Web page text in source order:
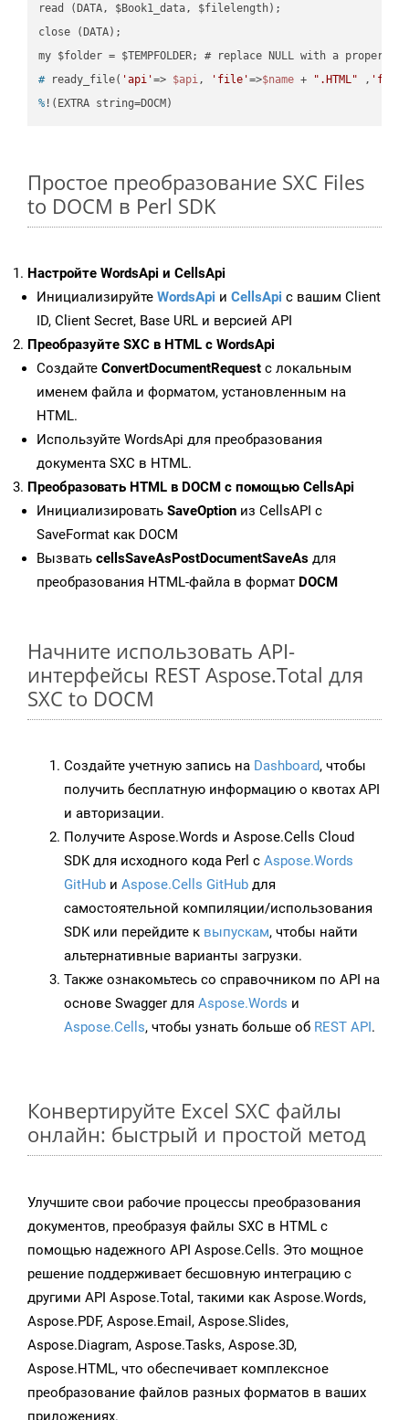
read (DATA, $Book1_data, $filelength);
close (DATA);
# ready_file( 'api'=> $api, 'file'=>$name + ".HTML" ,
% !(EXTRA string=DOCM)
Простое преобразование SXC Files
to DOCM в Perl SDK
Настройте WordsApi и CellsApi
Инициализируйте WordsApi и CellsApi с вашим Client
ID, Client Secret, Base URL и версией API
Преобразуйте SXC в HTML с WordsApi
Создайте ConvertDocumentRequest с локальным
именем файла и форматом, установленным на
HTML.
Используйте WordsApi для преобразования
документа SXC в HTML.
Преобразовать HTML в DOCM с помощью CellsApi
Инициализировать SaveOption из CellsAPI с
SaveFormat как DOCM
Вызвать cellsSaveAsPostDocumentSaveAs для
преобразования HTML-файла в формат DOCM
Начните использовать API-
интерфейсы REST Aspose.Total для
SXC to DOCM
Создайте учетную запись на Dashboard, чтобы
получить бесплатную информацию о квотах API
и авторизации.
Получите Aspose.Words и Aspose.Cells Cloud
SDK для исходного кода Perl с Aspose.Words
GitHub и Aspose.Cells GitHub для
самостоятельной компиляции/использования
SDK или перейдите к выпускам, чтобы найти
альтернативные варианты загрузки.
Также ознакомьтесь со справочником по API на
основе Swagger для Aspose.Words и
Aspose.Cells, чтобы узнать больше об REST API.
Конвертируйте Excel SXC файлы
онлайн: быстрый и простой метод
Улучшите свои рабочие процессы преобразования
документов, преобразуя файлы SXC в HTML с
помощью надежного API Aspose.Cells. Это мощное
решение поддерживает бесшовную интеграцию с
другими API Aspose.Total, такими как Aspose.Words,
Aspose.PDF, Aspose.Email, Aspose.Slides,
Aspose.Diagram, Aspose.Tasks, Aspose.3D,
Aspose.HTML, что обеспечивает комплексное
преобразование файлов разных форматов в ваших
приложениях.